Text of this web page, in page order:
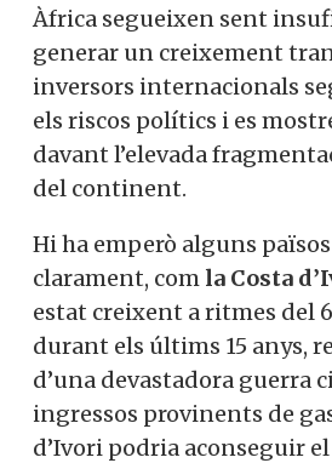
Àfrica segueixen sent
generar un creixement
inversors internacionals
els riscos polítics i es
davant l’elevada
del continent.
Hi ha emperò alguns
clarament, com la Costa
estat creixent a ritmes del
durant els últims 15 anys,
d’una devastadora guerra
ingressos provinents de
d’Ivori podria aconseguir